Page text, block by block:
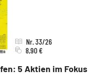
5 Aktien im Fokus
Nr. 33/26
8,90 €